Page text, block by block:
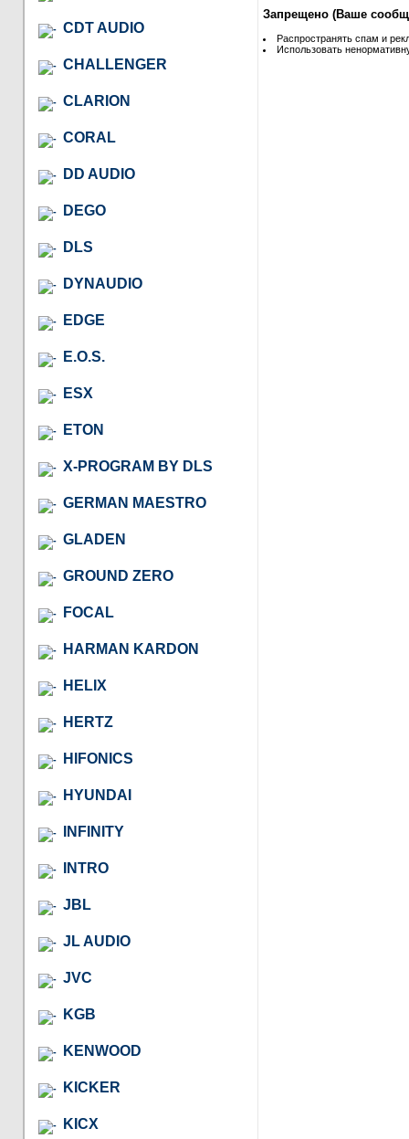
CDT AUDIO
CHALLENGER
CLARION
CORAL
DD AUDIO
DEGO
DLS
DYNAUDIO
EDGE
E.O.S.
ESX
ETON
X-PROGRAM BY DLS
GERMAN MAESTRO
GLADEN
GROUND ZERO
FOCAL
HARMAN KARDON
HELIX
HERTZ
HIFONICS
HYUNDAI
INFINITY
INTRO
JBL
JL AUDIO
JVC
KGB
KENWOOD
KICKER
KICX
Запрещено (Ваше
Распространять спам и
Использовать